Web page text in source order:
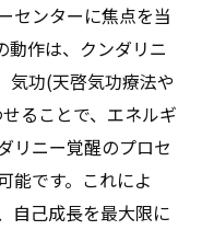
センターに焦点を当
動作は、クンダリニ
気功(天啓気功療法や
ることで、エネルギ
リニー覚醒のプロセ
能です。これによ
自己成長を最大限に